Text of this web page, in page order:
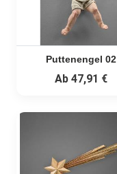
Puttenengel 02
Ab47,91 €